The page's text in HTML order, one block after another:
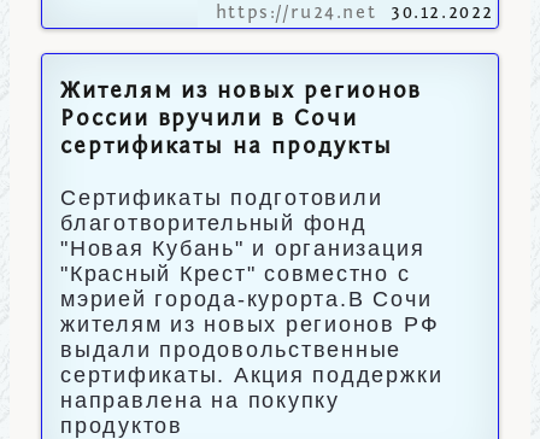
https://ru24.net 30.12.2022
Жителям из новых регионов
России вручили в Сочи
сертификаты на продукты
Сертификаты подготовили
благотворительный фонд
"Новая Кубань" и организация
"Красный Крест" совместно с
мэрией города-курорта.В Сочи
жителям из новых регионов РФ
выдали продовольственные
сертификаты. Акция поддержки
направлена на покупку
продуктов